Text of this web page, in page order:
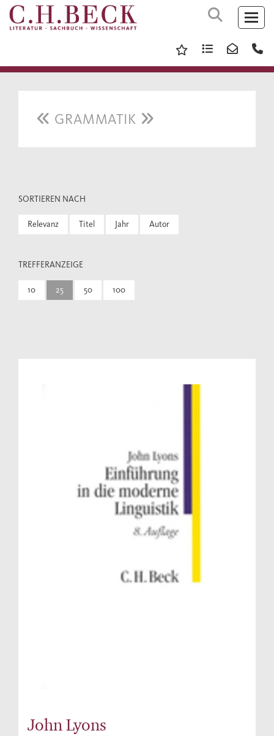
GRAMMATIK
SORTIEREN NACH
Relevanz Titel Jahr Autor
TREFFERANZEIGE
10 25 50 100
John Lyons